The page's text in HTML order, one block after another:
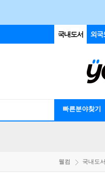
국내도서 외국
빠른분야찾기
웰컴 국내도서